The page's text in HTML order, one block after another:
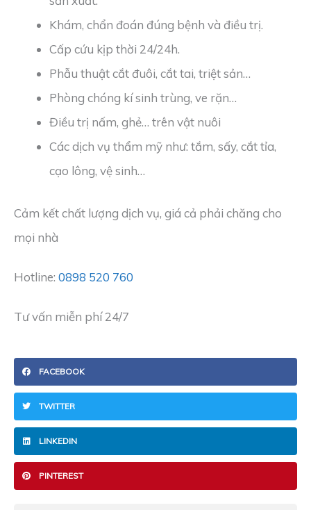
Khám, chẩn đoán đúng bệnh và điều trị.
Cấp cứu kịp thời 24/24h.
Phẫu thuật cắt đuôi, cắt tai, triệt sản…
Phòng chóng kí sinh trùng, ve rặn…
Điều trị nấm, ghẻ… trên vật nuôi
Các dịch vụ thẩm mỹ như: tắm, sấy, cắt tỉa,
cạo lông, vệ sinh…
Cảm kết chất lượng dịch vụ, giá cả phải chăng cho
mọi nhà
Hotline: 0898 520 760
Tư vấn miễn phí 24/7
FACEBOOK
TWITTER
LINKEDIN
PINTEREST